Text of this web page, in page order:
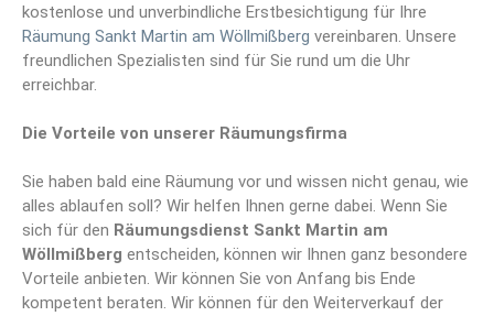
kostenlose und unverbindliche Erstbesichtigung für Ihre
Räumung Sankt Martin am Wöllmißberg vereinbaren. Unsere
freundlichen Spezialisten sind für Sie rund um die Uhr
erreichbar.
Die Vorteile von unserer Räumungsfirma
Sie haben bald eine Räumung vor und wissen nicht genau, wie
alles ablaufen soll? Wir helfen Ihnen gerne dabei. Wenn Sie
sich für den Räumungsdienst Sankt Martin am
Wöllmißberg entscheiden, können wir Ihnen ganz besondere
Vorteile anbieten. Wir können Sie von Anfang bis Ende
kompetent beraten. Wir können für den Weiterverkauf der